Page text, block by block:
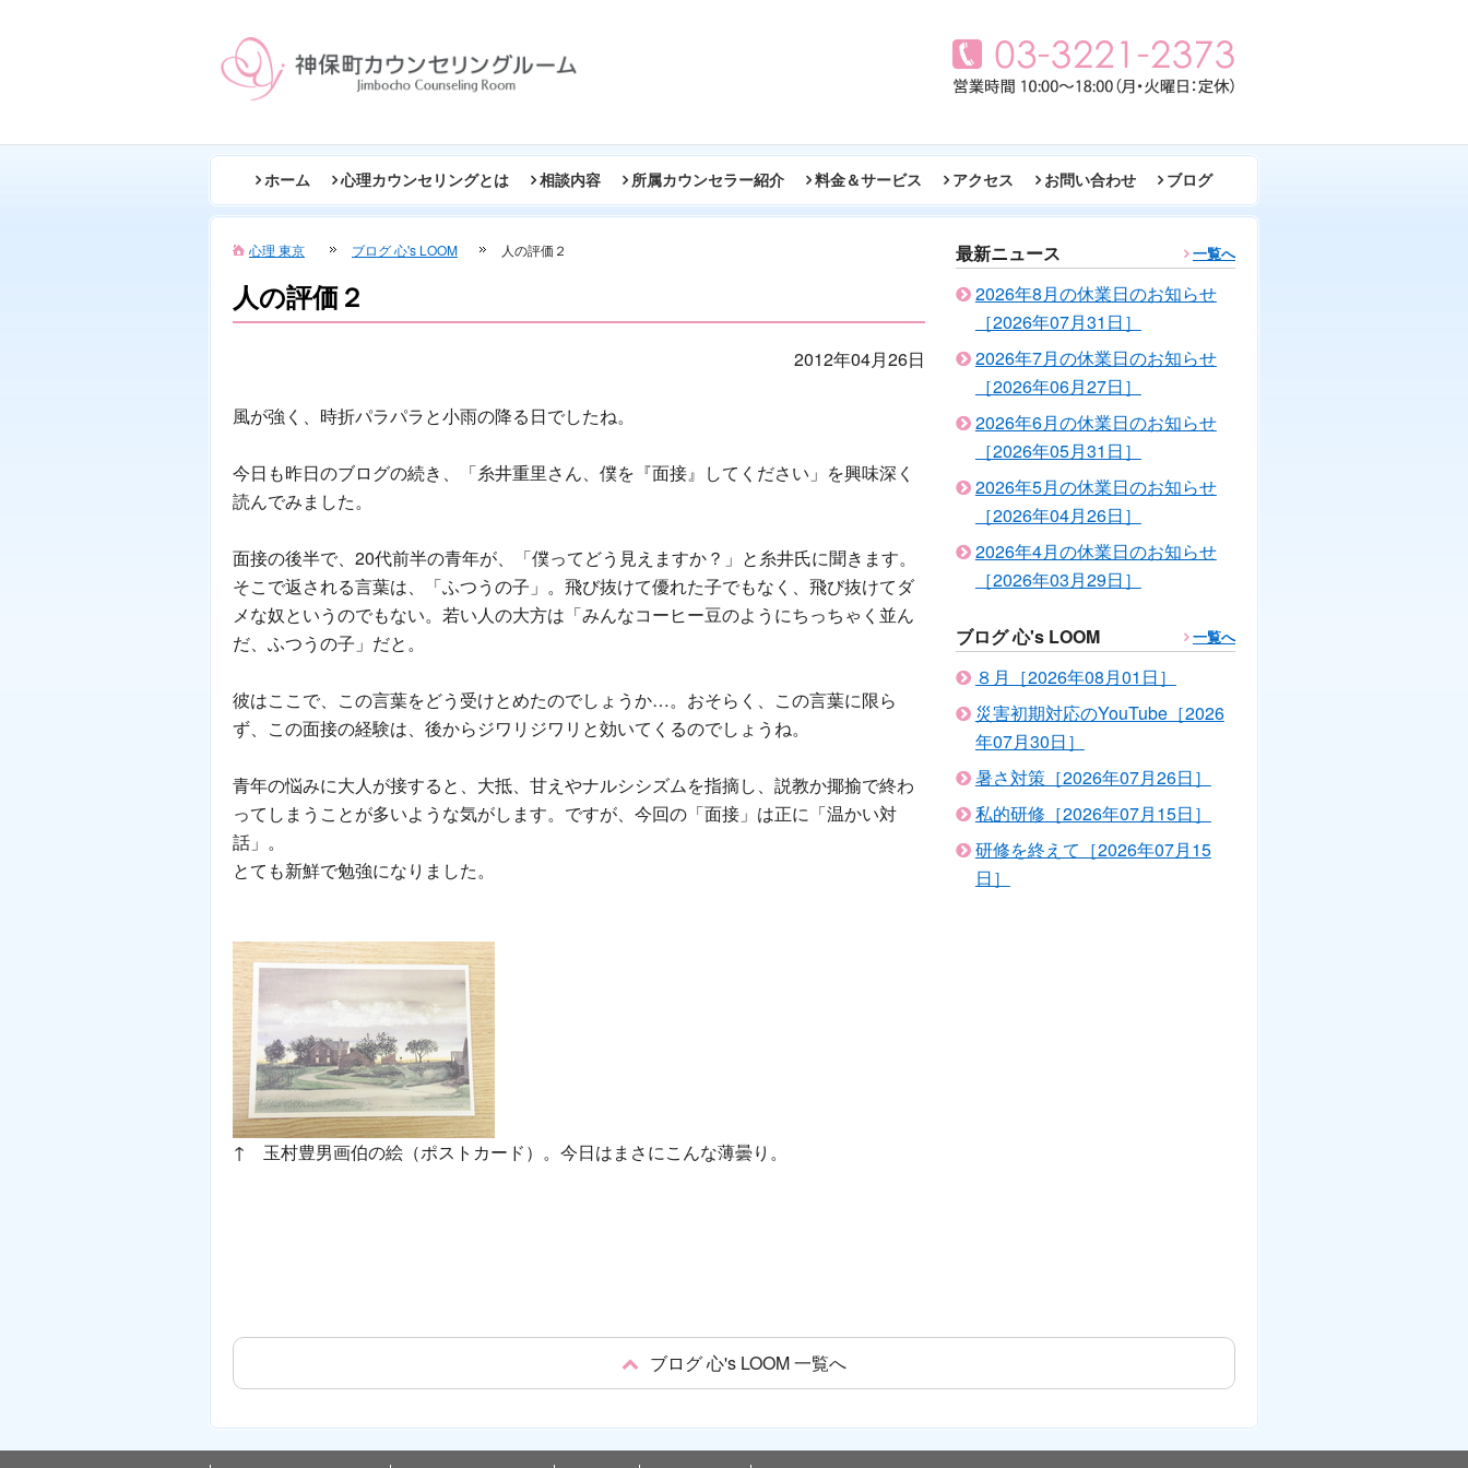
ホーム 心理カウンセリングとは 相談内容 所属カウンセラー紹介 料金＆サービス アクセス お問い合わせ ブログ
心理 東京 ブログ 心's LOOM 人の評価２
人の評価２
2012年04月26日
風が強く、時折パラパラと小雨の降る日でしたね。
今日も昨日のブログの続き、「糸井重里さん、僕を『面接』してください」を興味深く
読んでみました。
面接の後半で、20代前半の青年が、「僕ってどう見えますか？」と糸井氏に聞きます。
そこで返される言葉は、「ふつうの子」。飛び抜けて優れた子でもなく、飛び抜けてダ
メな奴というのでもない。若い人の大方は「みんなコーヒー豆のようにちっちゃく並ん
だ、ふつうの子」だと。
彼はここで、この言葉をどう受けとめたのでしょうか…。おそらく、この言葉に限ら
ず、この面接の経験は、後からジワリジワリと効いてくるのでしょうね。
青年の悩みに大人が接すると、大抵、甘えやナルシシズムを指摘し、説教か揶揄で終わ
ってしまうことが多いような気がします。ですが、今回の「面接」は正に「温かい対
話」。
とても新鮮で勉強になりました。
↑ 玉村豊男画伯の絵（ポストカード）。今日はまさにこんな薄曇り。
最新ニュース 一覧へ
2026年8月の休業日のお知らせ
［2026年07月31日］
2026年7月の休業日のお知らせ
［2026年06月27日］
2026年6月の休業日のお知らせ
［2026年05月31日］
2026年5月の休業日のお知らせ
［2026年04月26日］
2026年4月の休業日のお知らせ
［2026年03月29日］
ブログ 心's LOOM 一覧へ
８月［2026年08月01日］
災害初期対応のYouTube［2026
年07月30日］
暑さ対策［2026年07月26日］
私的研修［2026年07月15日］
研修を終えて［2026年07月15
日］
ブログ 心's LOOM 一覧へ